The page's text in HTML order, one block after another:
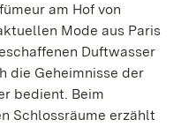
am Hof von
Mode aus Paris
Duftwasser
die Geheimnisse der
bedient. Beim
Schlossräume erzählt